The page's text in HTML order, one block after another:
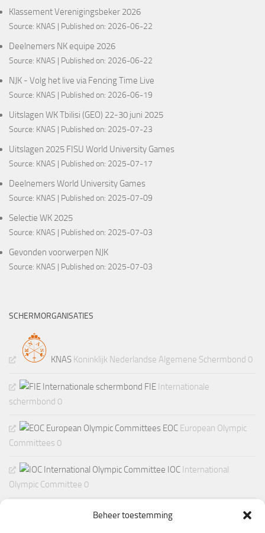
Beheer toestemming
Klassement Verenigingsbeker 2026
Source: KNAS Published on: 2026-06-22
Deelnemers NK equipe 2026
Source: KNAS Published on: 2026-06-22
NJK - Volg het live via Fencing Time Live
Source: KNAS Published on: 2026-06-19
Uitslagen WK Tbilisi (GEO) 22-30 juni 2025
Source: KNAS Published on: 2025-07-23
Uitslagen 2025 FISU World University Games
Source: KNAS Published on: 2025-07-17
Deelnemers World University Games
Source: KNAS Published on: 2025-07-09
Selectie WK 2025
Source: KNAS Published on: 2025-07-03
Gevonden voorwerpen NJK
Source: KNAS Published on: 2025-07-03
SCHERMORGANISATIES
KNAS Koninklijk Nederlandse Algemene Schermbond 0
FIE Internationale
schermbond 0
EOC European Olympic
Committees 0
IOC International
Olympic Committee 0